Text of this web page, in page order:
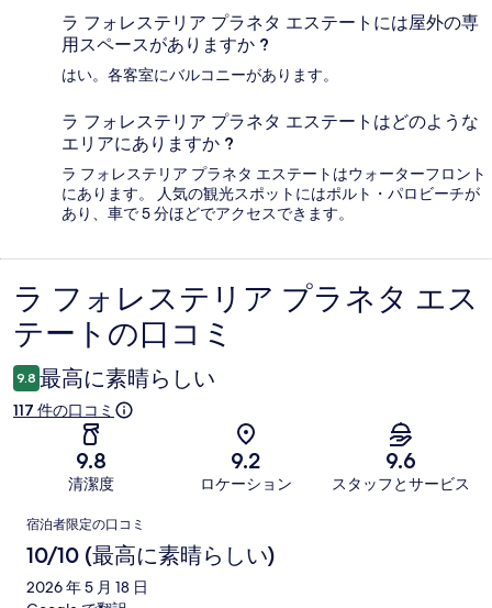
ラ フォレステリア プラネタ エステートには屋外の専
用スペースがありますか ?
はい。各客室にバルコニーがあります。
ラ フォレステリア プラネタ エステートはどのような
エリアにありますか ?
ラ フォレステリア プラネタ エステートはウォーターフロント
にあります。 人気の観光スポットにはポルト・パロビーチが
あり、車で 5 分ほどでアクセスできます。
口
コ
ミ
ラ フォレステリア プラネタ エス
テートの口コミ
9.8 最高に素晴らしい
117 件の口コミ
9.8
清潔度
9.2
ロケーション
9.6
スタッフとサービス
口
コ
ミ
宿泊者限定の口コミ
10/10 (最高に素晴らしい)
2026 年 5 月 18 日